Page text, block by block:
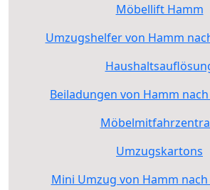
Möbellift Hamm
Umzugshelfer von Hamm
Beiladungen von Hamm
Umzugskartons
Mini Umzug von Hamm